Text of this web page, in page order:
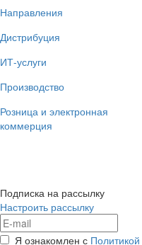
Направления
Дистрибуция
ИТ-услуги
Производство
Розница и электронная
коммерция
Подписка на рассылку
Настроить рассылку
Я ознакомлен с Политикой